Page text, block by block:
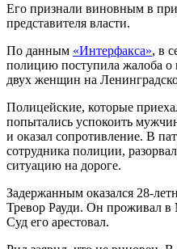
Его признали виновным в
представителя власти.
По данным «Интерфакса», в
полицию поступила жалоба
двух женщин на
Полицейские, которые
попытались успокоить
и оказал сопротивление. В
сотрудника полиции,
ситуацию на дороге.
Задержанным оказался 28-
Тревор Рауди. Он проживал
Суд его арестовал.